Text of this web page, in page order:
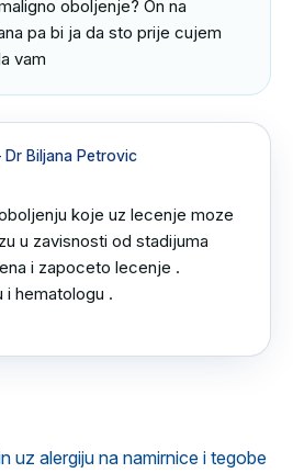
oboljenje? On na
pa bi ja da sto prije cujem
vam
Biljana Petrovic
koje uz lecenje moze
u zavisnosti od stadijuma
i zapoceto lecenje .
i hematologu .
uz alergiju na namirnice i tegobe